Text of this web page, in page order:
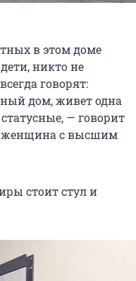
в этом доме
никто не
говорят:
дом, живет одна
— говорит
женщина с высшим
стоит стул и